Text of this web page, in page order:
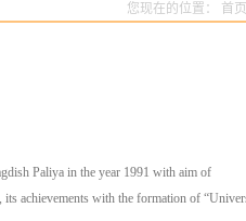
您现在的位置： 首页
Paliya in the year 1991 with aim of
achievements with the formation of